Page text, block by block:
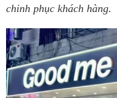
chinh phục khách hàng.